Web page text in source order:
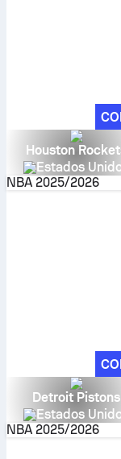
Houston
Estados
NBA 2025/2026
Detroit Pistons
Estados
NBA 2025/2026